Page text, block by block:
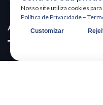
ASSINE A NOSSA
Nosso site utiliza cookies
Política de Privacidade –
Customizar